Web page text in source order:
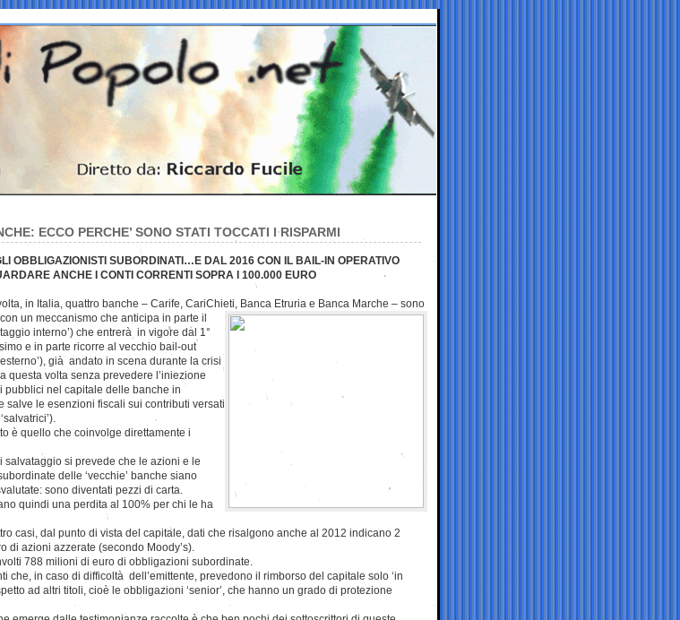
ECCO PERCHE’ SONO STATI TOCCATI I RISPARMI
OBBLIGAZIONISTI SUBORDINATI…E DAL 2016 CON IL BAIL-IN OPERATIVO
ANCHE I CONTI CORRENTI SOPRA I 100.000 EURO
in Italia, quattro banche – Carife, CariChieti, Banca Etruria e Banca Marche – sono
con un meccanismo che anticipa in parte il
interno’) che entrerà in vigore dal 1°
e in parte ricorre al vecchio bail-out
già andato in scena durante la crisi
questa volta senza prevedere l’iniezione
pubblici nel capitale delle banche in
salve le esenzioni fiscali sui contributi versati
è quello che coinvolge direttamente i
salvataggio si prevede che le azioni e le
delle ‘vecchie’ banche siano
sono diventati pezzi di carta.
quindi una perdita al 100% per chi le ha
casi, dal punto di vista del capitale, dati che risalgono anche al 2012 indicano 2
di azioni azzerate (secondo Moody’s).
788 milioni di euro di obbligazioni subordinate.
che, in caso di difficoltà dell’emittente, prevedono il rimborso del capitale solo ‘in
ad altri titoli, cioè le obbligazioni ‘senior’, che hanno un grado di protezione